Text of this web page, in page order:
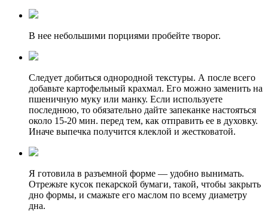
В нее небольшими порциями пробейте творог.
Следует добиться однородной текстуры. А после всего
добавьте картофельный крахмал. Его можно заменить на
пшеничную муку или манку. Если используете
последнюю, то обязательно дайте запеканке настояться
около 15-20 мин. перед тем, как отправить ее в духовку.
Иначе выпечка получится клеклой и жестковатой.
Я готовила в разъемной форме — удобно вынимать.
Отрежьте кусок пекарской бумаги, такой, чтобы закрыть
дно формы, и смажьте его маслом по всему диаметру
дна.